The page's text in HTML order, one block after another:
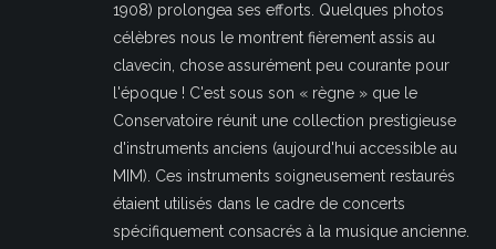
1908) prolongea ses efforts. Quelques photos
célèbres nous le montrent fièrement assis au
clavecin, chose assurément peu courante pour
l'époque ! C'est sous son « règne » que le
Conservatoire réunit une collection prestigieuse
d'instruments anciens (aujourd'hui accessible au
MIM). Ces instruments soigneusement restaurés
étaient utilisés dans le cadre de concerts
spécifiquement consacrés à la musique ancienne.